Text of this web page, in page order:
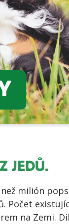
JEDŮ.
milión
Počet
na Zemi.